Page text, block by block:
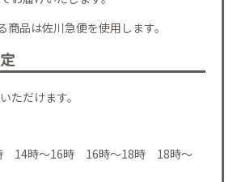
品は佐川急便を使用します。
ただけます。
14時～16時 16時～18時 18時～